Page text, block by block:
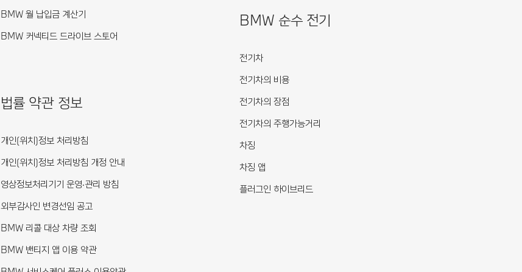
BMW 월 납입금 계산기
BMW 커넥티드 드라이브 스토어
법률 약관 정보
개인(위치)정보 처리방침
개인(위치)정보 처리방침 개정 안내
영상정보처리기기 운영·관리 방침
외부감사인 변경선임 공고
BMW 리콜 대상 차량 조회
BMW 밴티지 앱 이용 약관
BMW 순수 전기
전기차
전기차의 비용
전기차의 장점
전기차의 주행가능거리
차징
차징 앱
플러그인 하이브리드